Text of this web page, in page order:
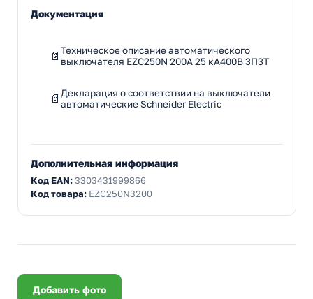
Документация
Техническое описание автоматического
выключателя EZC250N 200A 25 кА400В 3П3Т
Декларация о соответствии на выключатели
автоматические Schneider Electric
Дополнительная информация
Код EAN:3303431999866
Код товара: EZC250N3200
Добавить фото